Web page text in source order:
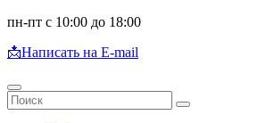
пн-пт с 10:00 до 18:00
📩Написать на E-mail